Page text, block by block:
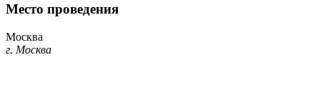
Место проведения
Москва
г. Москва